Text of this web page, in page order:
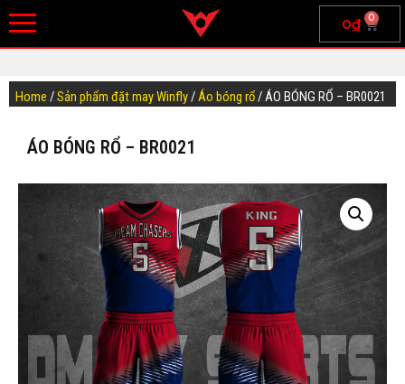
0₫ 0
Home /Sản phẩm đặt may Winfly/Áo bóng rổ/ ÁO BÓNG RỔ – BR0021
ÁO BÓNG RỔ – BR0021